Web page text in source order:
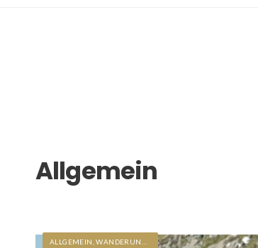
Allgemein
ALLGEMEIN ,WANDERUNGEN